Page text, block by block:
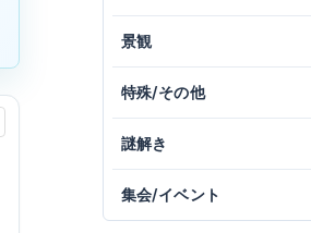
景観
特殊/その他
謎解き
集会/イベント